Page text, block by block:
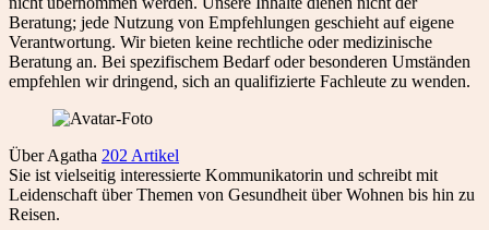
Beratung; jede Nutzung von Empfehlungen geschieht auf eigene
Verantwortung. Wir bieten keine rechtliche oder medizinische
Beratung an. Bei spezifischem Bedarf oder besonderen Umständen
empfehlen wir dringend, sich an qualifizierte Fachleute zu wenden.
Über Agatha 202 Artikel
Sie ist vielseitig interessierte Kommunikatorin und schreibt mit
Leidenschaft über Themen von Gesundheit über Wohnen bis hin zu
Reisen.